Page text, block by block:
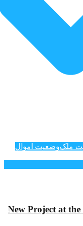
ملکوضعیت اموال
New Project at